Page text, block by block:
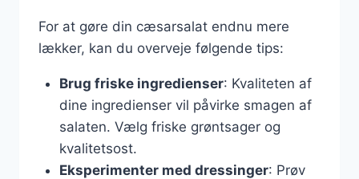
For at gøre din cæsarsalat endnu mere
lækker, kan du overveje følgende tips:
Brug friske ingredienser: Kvaliteten af
dine ingredienser vil påvirke smagen af
salaten. Vælg friske grøntsager og
kvalitetsost.
Eksperimenter med dressinger: Prøv